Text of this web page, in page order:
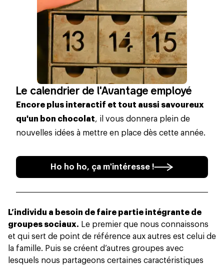
Le calendrier de l'Avantage employé
Encore plus interactif et tout aussi savoureux
qu'un bon chocolat, il vous donnera plein de
nouvelles idées à mettre en place dès cette année.
Ho ho ho, ça m'intéresse !
L’individu a besoin de faire partie intégrante de
groupes sociaux. Le premier que nous connaissons
et qui sert de point de référence aux autres est celui de
la famille. Puis se créent d’autres groupes avec
lesquels nous partageons certaines caractéristiques